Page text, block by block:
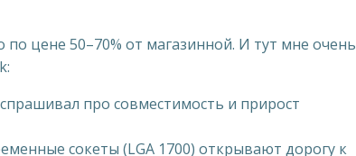
цене 50–70% от магазинной. И тут мне очень
про совместимость и прирост
сокеты (LGA 1700) открывают дорогу к